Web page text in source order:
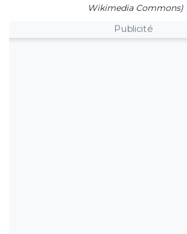
Wikimedia Commons)
Publicité